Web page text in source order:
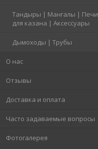
Тандыры | Мангалы | Печи
для казана | Аксессуары
Дымоходы | Трубы
О нас
Отзывы
Доставка и оплата
Часто задаваемые вопросы
Фотогалерея